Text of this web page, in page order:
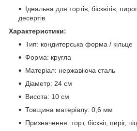
Ідеальна для тортів, бісквітів,
десертів
Характеристики:
Тип: кондитерська форма / кільце
Форма: кругла
Матеріал: нержавіюча сталь
Діаметр: 24 см
Висота: 10 см
Товщина матеріалу: 0,6 мм
Призначення: торт, бісквіт, пиріг,